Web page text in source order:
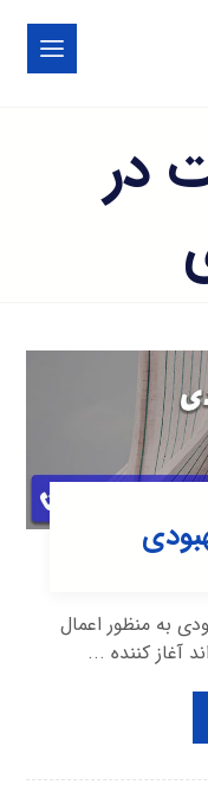
در
به منظور اعمال
آغاز کننده ...